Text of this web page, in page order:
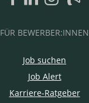
FÜR BEWERBER:INNEN
Job suchen
Job Alert
Karriere-Ratgeber